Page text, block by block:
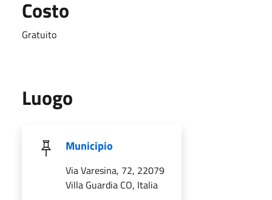
Costo
Gratuito
Luogo
Municipio
Via Varesina, 72, 22079
Villa Guardia CO, Italia